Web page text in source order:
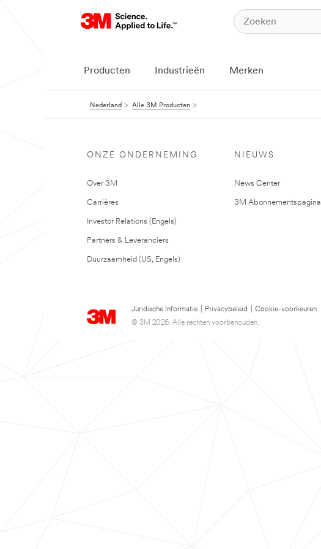
Producten Industrieën Merken
Nederland Alle 3M Producten
ONZE ONDERNEMING
Over 3M
Carrières
Investor Relations (Engels)
Partners & Leveranciers
Duurzaamheid (US, Engels)
NIEUWS
News Center
3M Abonnementspagina
Juridische Informatie Privacybeleid
Cookie-voorkeuren
© 3M 2026. Alle rechten voorbehouden.